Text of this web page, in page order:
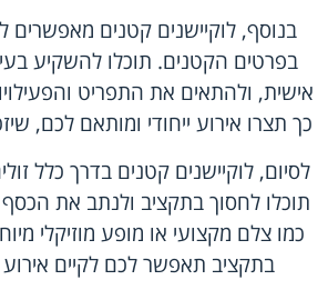
בנוסף, לוקיישנים קטנים מאפשרים
בפרטים הקטנים. תוכלו להשקיע
אישית, ולהתאים את התפריט
כך תצרו אירוע ייחודי ומותאם לכם,
לסיום, לוקיישנים קטנים בדרך כלל
תוכלו לחסוך בתקציב ולנתב את הכסף
כמו צלם מקצועי או מופע מוזיקלי
בתקציב תאפשר לכם לקיים אירוע